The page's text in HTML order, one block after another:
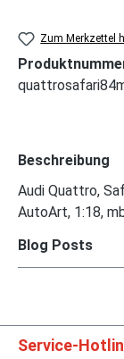
Zum Merkzettel
Beschreibung
Audi Quattro,
AutoArt, 1:18,
Blog Posts
Service-